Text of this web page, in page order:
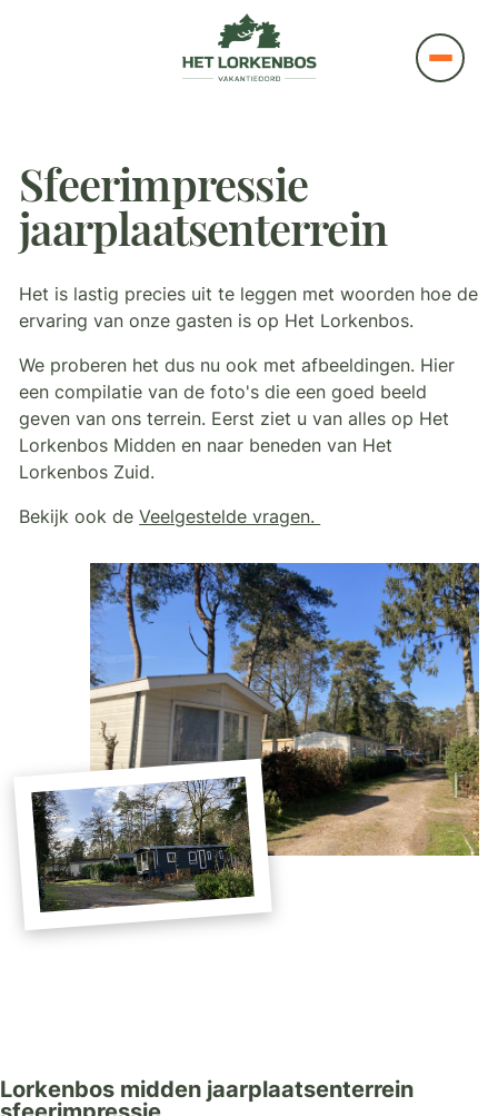
Sfeerimpressie
jaarplaatsenterrein
Het is lastig precies uit te leggen met woorden hoe de
ervaring van onze gasten is op Het Lorkenbos.
We proberen het dus nu ook met afbeeldingen. Hier
een compilatie van de foto's die een goed beeld
geven van ons terrein. Eerst ziet u van alles op Het
Lorkenbos Midden en naar beneden van Het
Lorkenbos Zuid.
Bekijk ook deVeelgestelde vragen.
Lorkenbos midden jaarplaatsenterrein